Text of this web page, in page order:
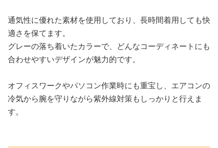
通気性に優れた素材を使用しており、長時間着用しても快
適さを保てます。
グレーの落ち着いたカラーで、どんなコーディネートにも
合わせやすいデザインが魅力的です。
オフィスワークやパソコン作業時にも重宝し、エアコンの
冷気から腕を守りながら紫外線対策もしっかりと行えま
す。